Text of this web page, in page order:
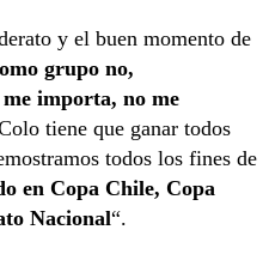
y el buen momento de
grupo no,
importa, no me
tiene que ganar todos
todos los fines de
en Copa Chile, Copa
Nacional“.